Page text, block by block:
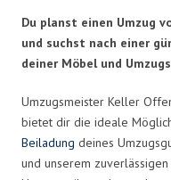
Du planst einen Umzug
und suchst nach einer
deiner Möbel und
Umzugsmeister Keller
bietet dir die ideale
Beiladung deines
und unserem